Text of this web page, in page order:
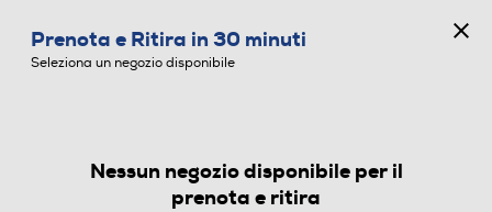
ACCESSORI AUDIO
Prenota e Ritira in 30 minuti
Seleziona un negozio disponibile
Nessun negozio disponibile per il
prenota e ritira